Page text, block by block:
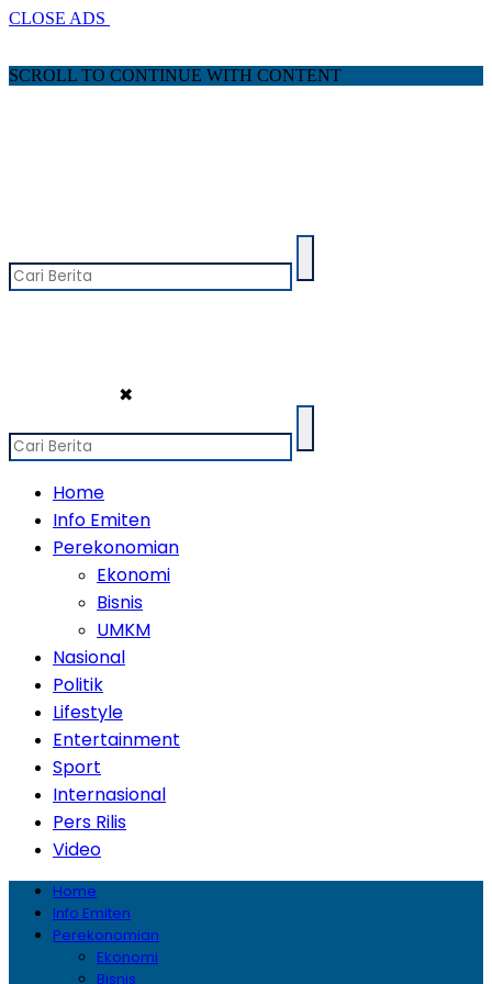
CLOSE ADS
SCROLL TO CONTINUE WITH CONTENT
✖
Home
Info Emiten
Perekonomian
Ekonomi
Bisnis
UMKM
Nasional
Politik
Lifestyle
Entertainment
Sport
Internasional
Pers Rilis
Video
Home
Info Emiten
Perekonomian
Ekonomi
Bisnis